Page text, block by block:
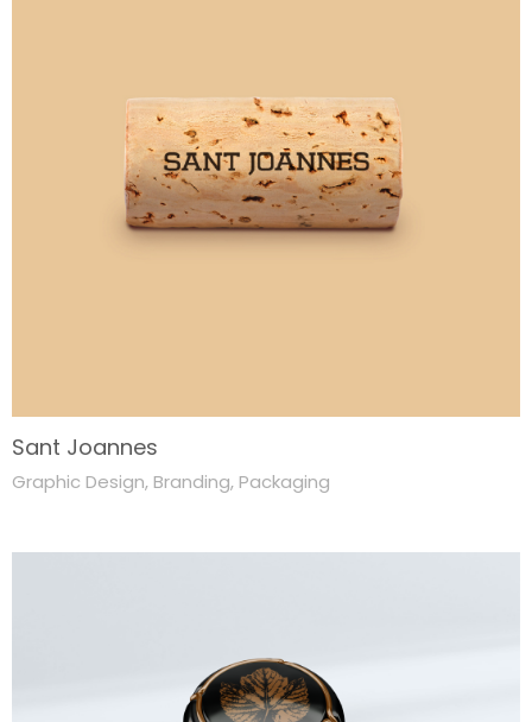
Sant Joannes
Graphic Design, Branding, Packaging